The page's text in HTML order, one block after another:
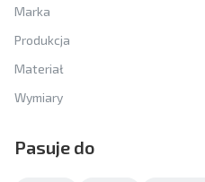
Marka
Produkcja
Materiał
Wymiary
Pasuje do